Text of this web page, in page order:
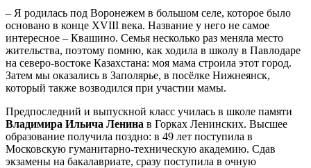
– Я родилась под Воронежем в большом селе, которое было
основано в конце XVIII века. Название у него не самое
интересное – Квашино. Семья несколько раз меняла место
жительства, поэтому помню, как ходила в школу в Павлодаре
на северо-востоке Казахстана: моя мама строила этот город.
Затем мы оказались в Заполярье, в посёлке Нижнеянск,
который также возводился при участии мамы.
Предпоследний и выпускной класс училась в школе памяти
Владимира Ильича Ленина в Горках Ленинских. Высшее
образование получила поздно: в 49 лет поступила в
Московскую гуманитарно-техническую академию. Сдав
экзамены на бакалавриате, сразу поступила в очную